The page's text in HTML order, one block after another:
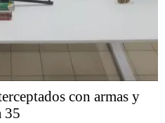
con armas y
35